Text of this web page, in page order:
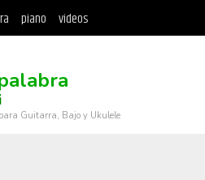
piano videos
Guitarra, Bajo y Ukulele